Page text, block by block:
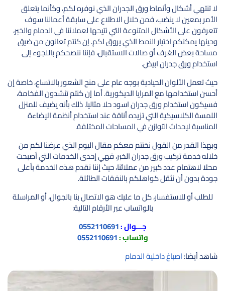
لا تنتهي أشكال وأنماط ورق الجدران الذي نوفره لكم، وكأنما يتعلق
الأمر بمعين لا ينضب، فمن خلال الاطلاع على سابقة أعمالنا سوف
تتعرفون على الأشكال المتنوعة التي نتيحها لعملائنا في الدمام والخبر،
وحينها يمكنكم اختيار النمط الذي يروق لكم. إن كنتم تعانون من ضيق
مساحة بعض الغرف أو صالات الاستقبال، فإننا ننصحكم باللجوء إلى
استخدام ورق جدران ابيض.
حيث تعمل الألوان الحيادية بوجه عام على منح الشعور بالاتساع، خاصة إن
أحسن استخدامها مع المرايا الديكورية. أما إن كنتم تنشدون الفخامة،
فسيكون استخدام ورق جدران اسود حلا مثاليا. ذلك بأنه يضيف للمنزل
اللمسة الكلاسيكية التي تزيده أناقة عند استخدام أنظمة الإضاءة
المناسبة لإحداث التوازن في المساحات المختلفة.
وبهذا القدر من القول نختتم معكم مقال اليوم الذي عرضنا لكم من
خلاله خدمة تركيب ورق جدران الخبر، فهي إحدى الخدمات التي أصبحت
محلا لاهتمام عدد كبير من عملائنا، حيث إننا نقدم هذه الخدمة بأعلى
جودة بدون أن نثقل كواهلكم بالنفقات الطائلة.
للطلب أو للاستفسار، كل ما عليك هو الاتصال بنا بالجوال، أو المراسلة
بالواتساب عبر الأرقام التالية:
جـــوال :0552110691
واتساب :
شاهد أيضا:اصباغ داخلية الدمام